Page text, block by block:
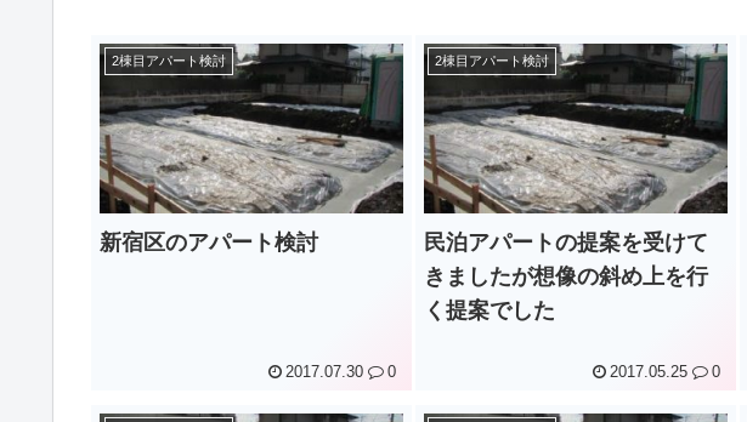
2棟目アパート検討
新宿区のアパート検討
2017.07.30 0
2棟目アパート検討
民泊アパートの提案を受けて
きましたが想像の斜め上を行
く提案でした
2017.05.25 0